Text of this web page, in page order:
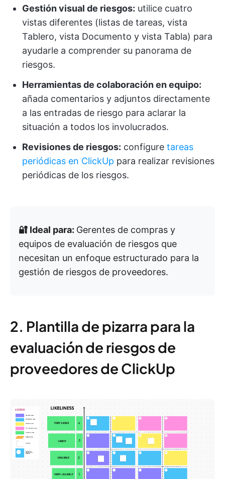
Gestión visual de riesgos: utilice cuatro
vistas diferentes (listas de tareas, vista
Tablero, vista Documento y vista Tabla) para
ayudarle a comprender su panorama de
riesgos.
Herramientas de colaboración en equipo:
añada comentarios y adjuntos directamente
a las entradas de riesgo para aclarar la
situación a todos los involucrados.
Revisiones de riesgos: configure tareas
periódicas en ClickUp para realizar revisiones
periódicas de los riesgos.
🔐 Ideal para: Gerentes de compras y
equipos de evaluación de riesgos que
necesitan un enfoque estructurado para la
gestión de riesgos de proveedores.
2. Plantilla de pizarra para la
evaluación de riesgos de
proveedores de ClickUp